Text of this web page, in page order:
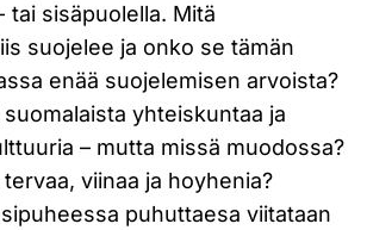
tai sisäpuolella. Mitä
suojelee ja onko se tämän
enää suojelemisen arvoista?
yhteiskuntaa ja
– mutta missä muodossa?
viinaa ja hoyhenia?
puhuttaesa viitataan